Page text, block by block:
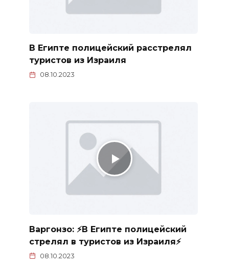
В Египте полицейский расстрелял
туристов из Израиля
08.10.2023
Варгонзо: ⚡️В Египте полицейский
стрелял в туристов из Израиля⚡️
08.10.2023